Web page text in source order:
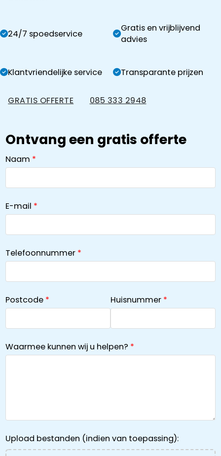
24/7 spoedservice
Gratis en vrijblijvend
advies
Klantvriendelijke service Transparante prijzen
GRATIS OFFERTE 085 333 2948
Ontvang een gratis offerte
Naam
E-mail
Telefoonnummer
Postcode Huisnummer
Waarmee kunnen wij u helpen?
Upload bestanden (indien van toepassing):